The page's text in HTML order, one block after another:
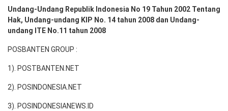
Undang-Undang Republik Indonesia No 19 Tahun 2002 Tentang
Hak, Undang-undang KIP No. 14 tahun 2008 dan Undang-
undang ITE No.11 tahun 2008
POSBANTEN GROUP :
1). POSTBANTEN.NET
2). POSINDONESIA.NET
3). POSINDONESIANEWS.ID